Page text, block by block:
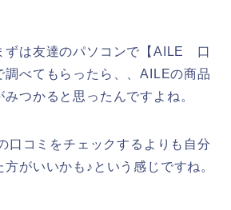
ずは友達のパソコンで【AILE 口
調べてもらったら、、AILEの商品
つかると思ったんですよね。
口コミをチェックするよりも自分
がいいかも♪という感じですね。